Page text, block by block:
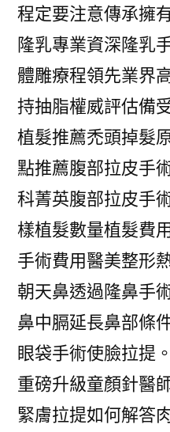
程定要注意傳承擁
隆乳專業資深隆乳
體雕療程領先業界
持抽脂權威評估備
植髮推薦禿頭掉髮
點推薦腹部拉皮手
科菁英腹部拉皮手
樣植髮數量植髮費
手術費用醫美整形
朝天鼻透過隆鼻手
鼻中膈延長鼻部條
眼袋手術使臉拉提
重磅升級童顏針醫
緊膚拉提如何解答